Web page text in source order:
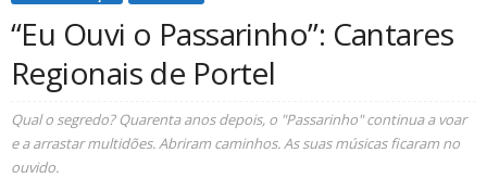
“Eu Ouvi o Passarinho”: Cantares
Regionais de Portel
Qual o segredo? Quarenta anos depois, o "Passarinho" continua a voar
e a arrastar multidões. Abriram caminhos. As suas músicas ficaram no
ouvido.